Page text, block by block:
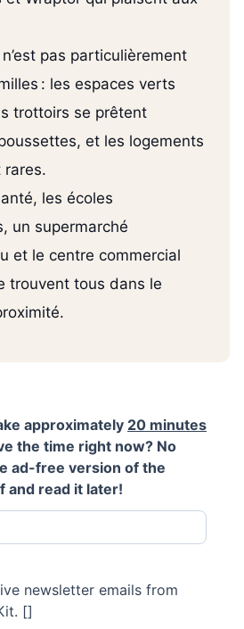
pas particulièrement
: les espaces verts
trottoirs se prêtent
et les logements
rares.
les écoles
un supermarché
et le centre commercial
trouvent tous dans le
approximately 20 minutes
the time right now? No
ad-free version of the
and read it later!
newsletter emails from
[]